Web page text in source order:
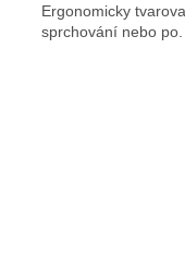
Ergonomicky
sprchování nebo